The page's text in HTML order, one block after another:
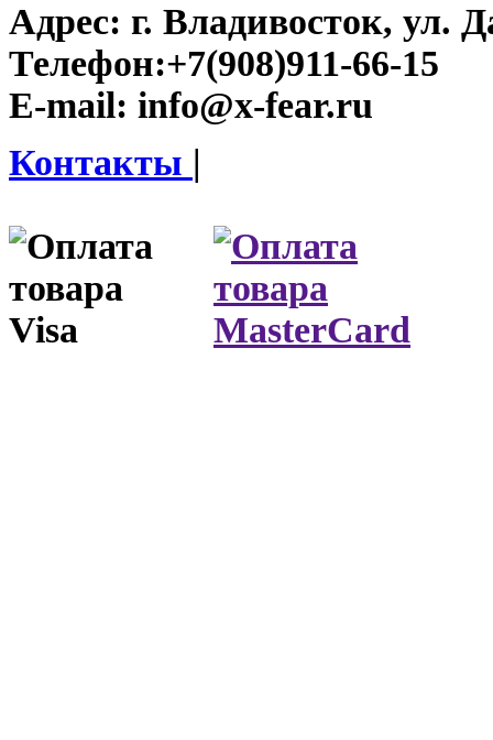
Адрес: г. Владивосток, ул.
Телефон:+7(908)911-66-15
E-mail: info@x-fear.ru
Контакты |